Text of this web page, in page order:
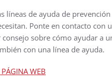
líneas de ayuda de
Ponte en contacto con
sobre cómo ayudar a
con una línea de ayuda.
PÁGINA WEB